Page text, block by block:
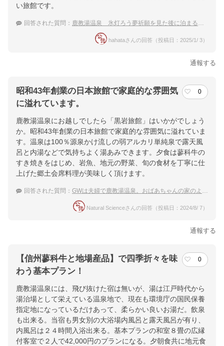
い旅館です。
回答された質問： 鹿教湯温泉 氷灯ろう夢祈願を見た後に泊まる温泉宿のおすすめは？
hahataさんの回答（投稿日：2025/1/ 3）
通報する
昭和43年創業の日本旅館で家庭的な雰囲気
に溢れています。
0
鹿教湯温泉にお越しでしたら「黒岩旅館」はいかがでしょう
か。昭和43年創業の日本旅館で家庭的な雰囲気に溢れていま
す。温泉は100％源泉かけ流しの弱アルカリ単純泉で露天風
呂と内湯などで気持ちよく湯あみできます。夕食は蓼科牛の
すき焼きをはじめ、岩魚、地元の野菜、旬の食材を丁寧に仕
上げた郷土会席料理が美味しく頂けます。
回答された質問： GWは夫婦で鹿教湯温泉。おばあちゃんの家のような落ち着きの宿は？
Natural Scienceさんの回答（投稿日：2024/8/ 7）
通報する
【信州蓼科牛と地場産品】で四季折々を味
わう基本プラン！
0
鹿教湯温泉には、飛び抜けた宿は無いが、湯は江戸時代から
湯治場として栄えている温泉地で、現在も環境庁の国民保養
指定地になっているだけあって、柔らかい良いお湯だ。飲泉
も出来る。当宿も男女別の大浴場内風呂と露天風呂が有り、
内風呂は２４時間入浴出来る。基本プランの和室８畳の広縁
付客室で２人で42,000円のプランになる。夕朝食共に地元食